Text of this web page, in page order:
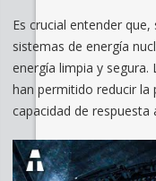
Es crucial entender
sistemas de energía
energía limpia y
han permitido reducir la
capacidad de respuesta